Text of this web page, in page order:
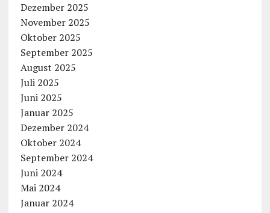
Dezember 2025
November 2025
Oktober 2025
September 2025
August 2025
Juli 2025
Juni 2025
Januar 2025
Dezember 2024
Oktober 2024
September 2024
Juni 2024
Mai 2024
Januar 2024